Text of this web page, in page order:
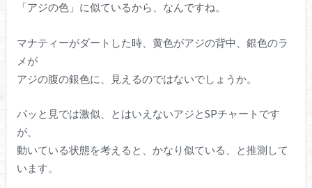
「アジの色」に似ているから、なんですね。
マナティーがダートした時、黄色がアジの背中、銀色のラ
メが
アジの腹の銀色に、見えるのではないでしょうか。
パッと見では激似、とはいえないアジとSPチャートです
が、
動いている状態を考えると、かなり似ている、と推測して
います。